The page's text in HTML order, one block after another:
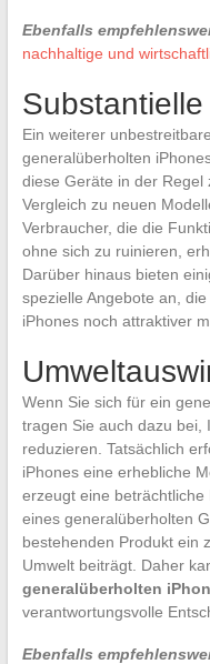
Ebenfalls
nachhaltige und
Ein weiterer
generalüberholten
diese Geräte in der Regel
Vergleich zu neuen
Verbraucher, die die
ohne sich zu ruinieren,
Darüber hinaus bieten
spezielle Angebote an,
iPhones noch attraktiver
Wenn Sie sich für ein
tragen Sie auch dazu bei,
reduzieren. Tatsächlich
iPhones eine erhebliche
erzeugt eine
eines generalüberholten
bestehenden Produkt ein
Umwelt beiträgt. Daher
generalüberholten
verantwortungsvolle
Ebenfalls